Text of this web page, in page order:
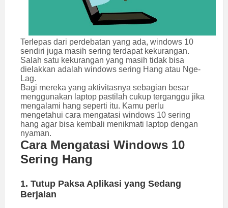
Terlepas dari perdebatan yang ada, windows 10
sendiri juga masih sering terdapat kekurangan.
Salah satu kekurangan yang masih tidak bisa
dielakkan adalah windows sering Hang atau Nge-
Lag.
Bagi mereka yang aktivitasnya sebagian besar
menggunakan laptop pastilah cukup terganggu jika
mengalami hang seperti itu. Kamu perlu
mengetahui cara mengatasi windows 10 sering
hang agar bisa kembali menikmati laptop dengan
nyaman.
Cara Mengatasi Windows 10
Sering Hang
1. Tutup Paksa Aplikasi yang Sedang
Berjalan